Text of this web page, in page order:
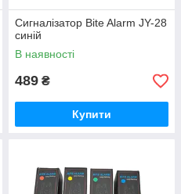
Сигналiзатор Bite Alarm JY-28
синiй
В наявності
489 ₴
Купити